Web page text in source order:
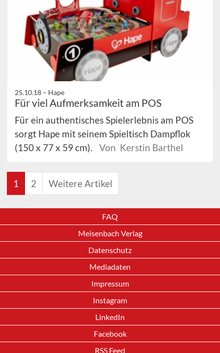
25.10.18 – Hape
Für viel Aufmerksamkeit am POS
Für ein authentisches Spielerlebnis am POS
sorgt Hape mit seinem Spieltisch Dampflok
(150 x 77 x 59 cm).
Von Kerstin Barthel
1 2 Weitere Artikel
FAQ
Meisenbach Verlag
Datenschutz
Mediadaten
Impressum
Instagram
LinkedIn
Facebook
RSS Feed